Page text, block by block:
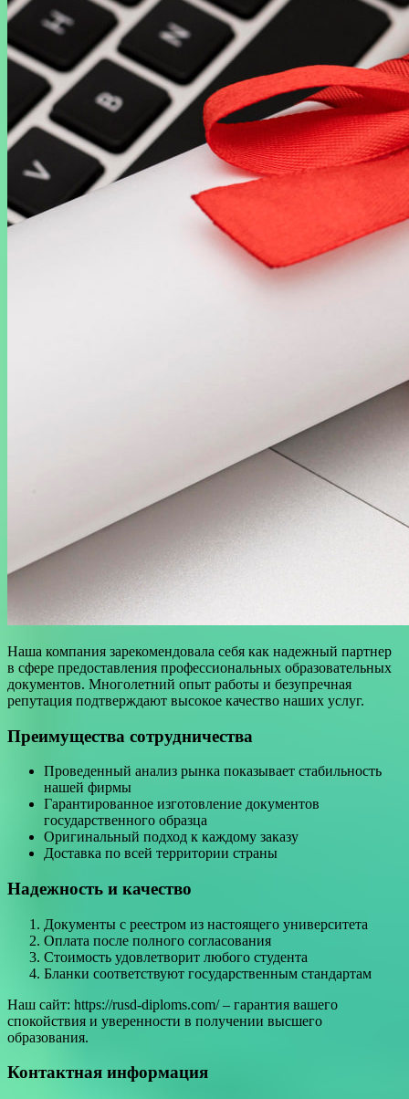
Наша компания зарекомендовала себя как надежный партнер
в сфере предоставления профессиональных образовательных
документов. Многолетний опыт работы и безупречная
репутация подтверждают высокое качество наших услуг.
Преимущества сотрудничества
Проведенный анализ рынка показывает стабильность
нашей фирмы
Гарантированное изготовление документов
государственного образца
Оригинальный подход к каждому заказу
Доставка по всей территории страны
Надежность и качество
Документы с реестром из настоящего университета
Оплата после полного согласования
Стоимость удовлетворит любого студента
Бланки соответствуют государственным стандартам
Наш сайт: https://rusd-diploms.com/ – гарантия вашего
спокойствия и уверенности в получении высшего
образования.
Контактная информация